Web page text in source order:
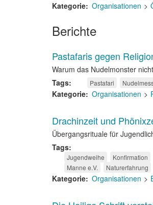
Kategorie Organisationen
Berichte
Pastafaris gegen
Warum das Nudelmonster
Tags
Pastafari
Kategorie Organisationen
Drachinzeit und
Übergangsrituale für
Tags
Jugendweihe Konfirmation
Manne e.V.
Naturerfahrung
Kategorie Organisationen